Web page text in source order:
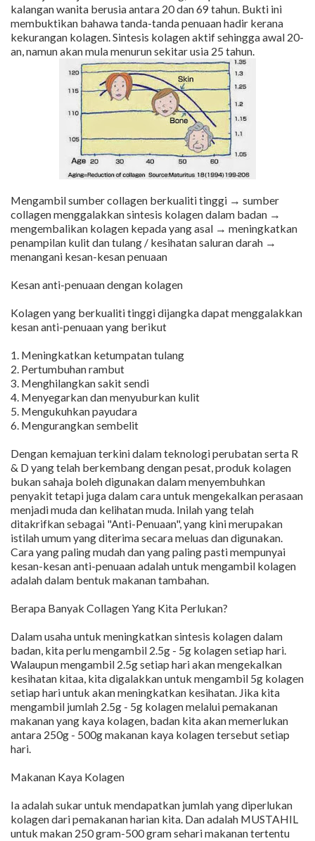
kalangan wanita berusia antara 20 dan 69 tahun. Bukti ini
membuktikan bahawa tanda-tanda penuaan hadir kerana
kekurangan kolagen. Sintesis kolagen aktif sehingga awal 20-
an, namun akan mula menurun sekitar usia 25 tahun.
Mengambil sumber collagen berkualiti tinggi → sumber
collagen menggalakkan sintesis kolagen dalam badan →
mengembalikan kolagen kepada yang asal → meningkatkan
penampilan kulit dan tulang / kesihatan saluran darah →
menangani kesan-kesan penuaan
Kesan anti-penuaan dengan kolagen
Kolagen yang berkualiti tinggi dijangka dapat menggalakkan
kesan anti-penuaan yang berikut
1. Meningkatkan ketumpatan tulang
2. Pertumbuhan rambut
3. Menghilangkan sakit sendi
4. Menyegarkan dan menyuburkan kulit
5. Mengukuhkan payudara
6. Mengurangkan sembelit
Dengan kemajuan terkini dalam teknologi perubatan serta R
& D yang telah berkembang dengan pesat, produk kolagen
bukan sahaja boleh digunakan dalam menyembuhkan
penyakit tetapi juga dalam cara untuk mengekalkan perasaan
menjadi muda dan kelihatan muda. Inilah yang telah
ditakrifkan sebagai "Anti-Penuaan", yang kini merupakan
istilah umum yang diterima secara meluas dan digunakan.
Cara yang paling mudah dan yang paling pasti mempunyai
kesan-kesan anti-penuaan adalah untuk mengambil kolagen
adalah dalam bentuk makanan tambahan.
Berapa Banyak Collagen Yang Kita Perlukan?
Dalam usaha untuk meningkatkan sintesis kolagen dalam
badan, kita perlu mengambil 2.5g - 5g kolagen setiap hari.
Walaupun mengambil 2.5g setiap hari akan mengekalkan
kesihatan kitaa, kita digalakkan untuk mengambil 5g kolagen
setiap hari untuk akan meningkatkan kesihatan. Jika kita
mengambil jumlah 2.5g - 5g kolagen melalui pemakanan
makanan yang kaya kolagen, badan kita akan memerlukan
antara 250g - 500g makanan kaya kolagen tersebut setiap
hari.
Makanan Kaya Kolagen
Ia adalah sukar untuk mendapatkan jumlah yang diperlukan
kolagen dari pemakanan harian kita. Dan adalah MUSTAHIL
untuk makan 250 gram-500 gram sehari makanan tertentu